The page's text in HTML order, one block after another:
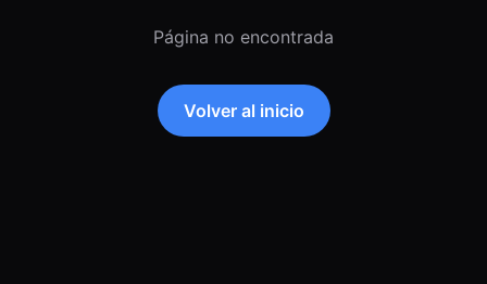
Página no encontrada
Volver al inicio